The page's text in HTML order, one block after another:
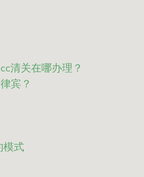
清关在哪办理？
宾？
模式